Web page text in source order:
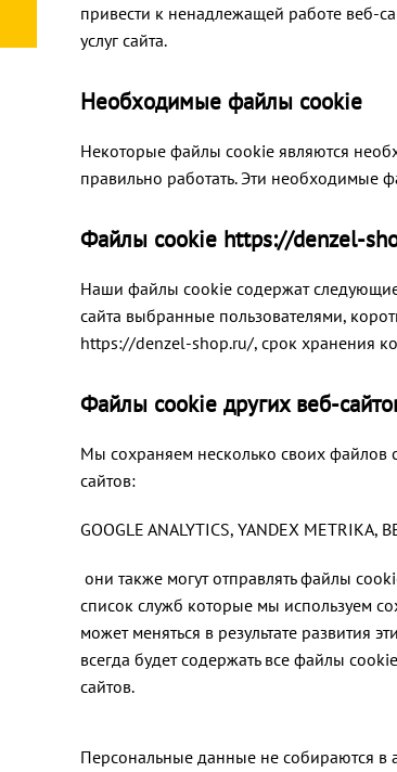
привести к ненадлежащей работе веб-
услуг сайта.
Необходимые файлы cookie
Некоторые файлы cookie являются
правильно работать. Эти необходимые
Файлы cookie https://denzel-
Наши файлы cookie содержат
сайта выбранные пользователями,
https://denzel-shop.ru/, срок хранения
Файлы cookie других веб-
Мы сохраняем несколько своих файлов
сайтов:
GOOGLE ANALYTICS, YANDEX METRIKA,
они также могут отправлять файлы
список служб которые мы используем
может меняться в результате развития
всегда будет содержать все файлы
сайтов.
Персональные данные не собираются в